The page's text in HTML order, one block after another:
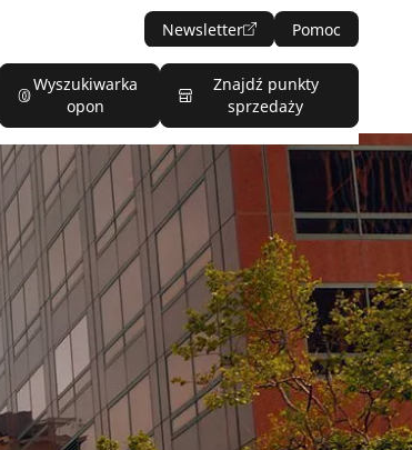
Newsletter Pomoc
Wyszukiwarka
opon
Znajdź punkty
sprzedaży